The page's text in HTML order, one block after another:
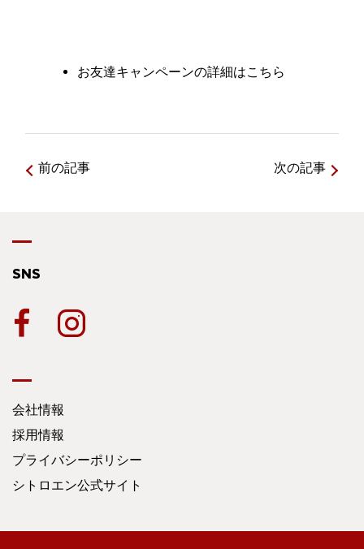
お友達キャンペーンの詳細はこちら
前の記事 次の記事
SNS
会社情報
採用情報
プライバシーポリシー
シトロエン公式サイト